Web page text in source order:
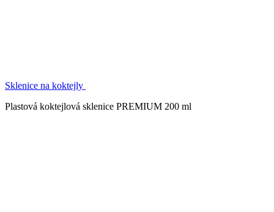
Sklenice na koktejly
Plastová koktejlová sklenice PREMIUM 200 ml